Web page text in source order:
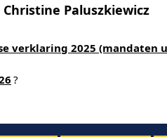
Paluszkiewicz
verklaring 2025 (mandaten
?